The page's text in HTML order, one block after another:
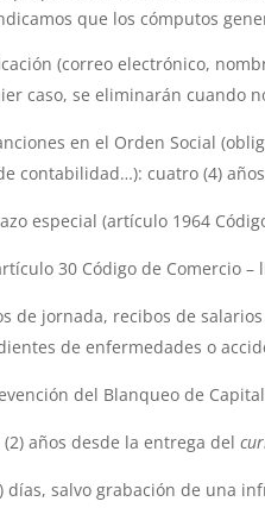
que los cómputos
(correo electrónico,
caso, se eliminarán cuando
en el Orden Social
contabilidad…): cuatro (4)
especial (artículo 1964
30 Código de Comercio
de jornada, recibos de
de enfermedades o
del Blanqueo de
(2) años desde la entrega del
días, salvo grabación de una